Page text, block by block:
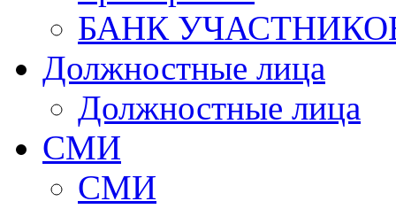
БАНК
Должностные лица
Должностные лица
СМИ
СМИ